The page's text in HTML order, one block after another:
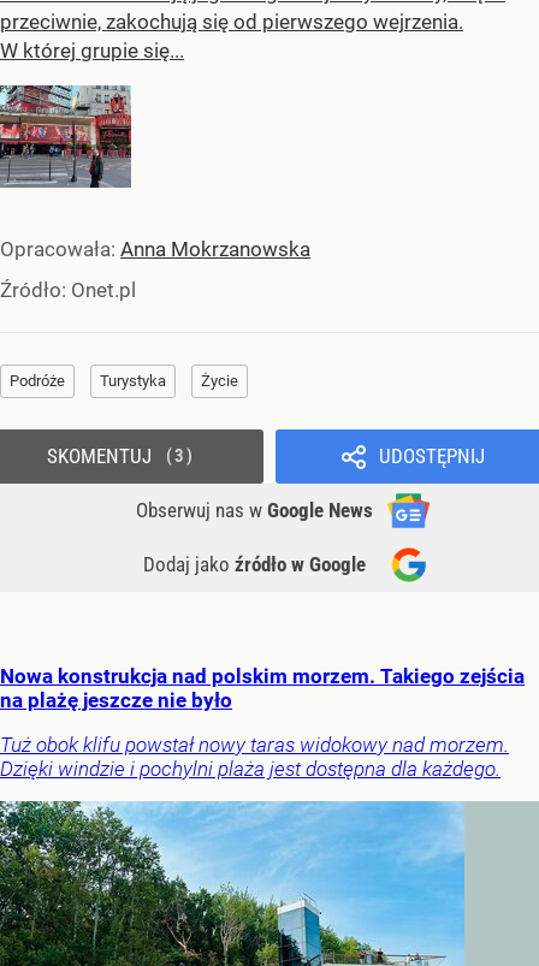
przeciwnie, zakochują się od pierwszego wejrzenia.
W której grupie się...
Opracowała: Anna Mokrzanowska
Źródło: Onet.pl
Podróże Turystyka Życie
UDOSTĘPNIJ
Obserwuj nas w Google News
Dodaj jako źródło w Google
SKOMENTUJ 3
Nowa konstrukcja nad polskim morzem. Takiego zejścia
na plażę jeszcze nie było
Tuż obok klifu powstał nowy taras widokowy nad morzem.
Dzięki windzie i pochylni plaża jest dostępna dla każdego.